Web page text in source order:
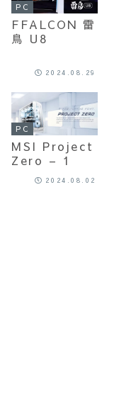
PC
FFALCON 雷
鳥 U8
2024.08.29
PC
MSI Project
Zero – 1
2024.08.02